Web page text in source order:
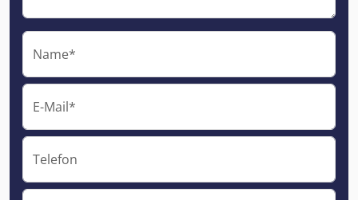
Name*
E-Mail*
Telefon